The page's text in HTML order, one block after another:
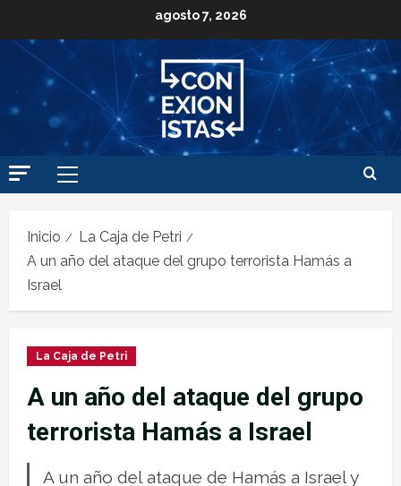
agosto 7, 2026
Inicio
La Caja de Petri
A un año del ataque del grupo terrorista Hamás a
Israel
La Caja de Petri
A un año del ataque del grupo
terrorista Hamás a Israel
A un año del ataque de Hamás a Israel y